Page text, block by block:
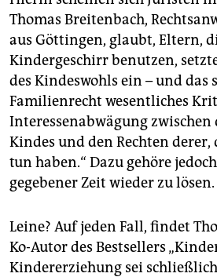
Thomas Breitenbach,
aus Göttingen, glaubt, Eltern,
Kindergeschirr benutzen,
des Kindeswohls ein – und das
Familienrecht wesentliches
Interessenabwägung zwischen
Kindes und den Rechten
tun haben.“ Dazu gehöre
gegebener Zeit wieder zu lösen.
Leine? Auf jeden Fall, findet
Ko-Autor des Bestsellers
Kindererziehung sei